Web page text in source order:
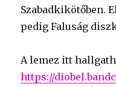
Szabadkikötőben.
pedig Faluság
A lemez itt
https://